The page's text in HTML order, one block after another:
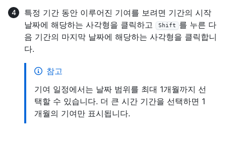
특정 기간 동안 이루어진 기여를 보려면 기간의 시작
날짜에 해당하는 사각형을 클릭하고
Shift
를 누른 다
음 기간의 마지막 날짜에 해당하는 사각형을 클릭합니
다.
참고
기여 일정에서는 날짜 범위를 최대 1개월까지 선
택할 수 있습니다. 더 큰 시간 기간을 선택하면 1
개월의 기여만 표시됩니다.